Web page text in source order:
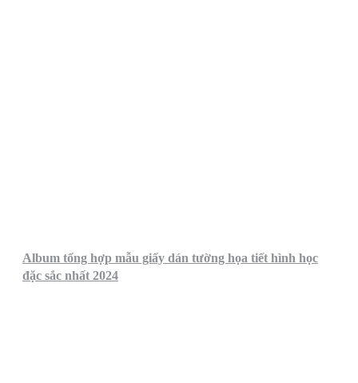
Album tổng hợp mẫu giấy dán tường họa tiết hình học
đặc sắc nhất 2024